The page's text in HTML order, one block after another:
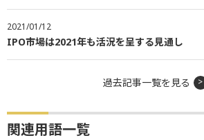
2021/01/12
IPO市場は2021年も活況を呈する見通し
過去記事一覧を見る
関連用語一覧